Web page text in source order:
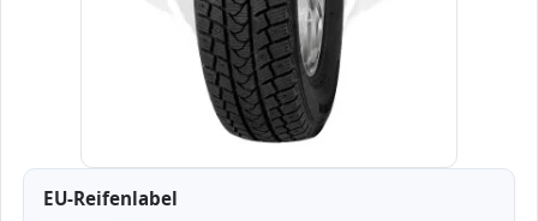
EU-Reifenlabel